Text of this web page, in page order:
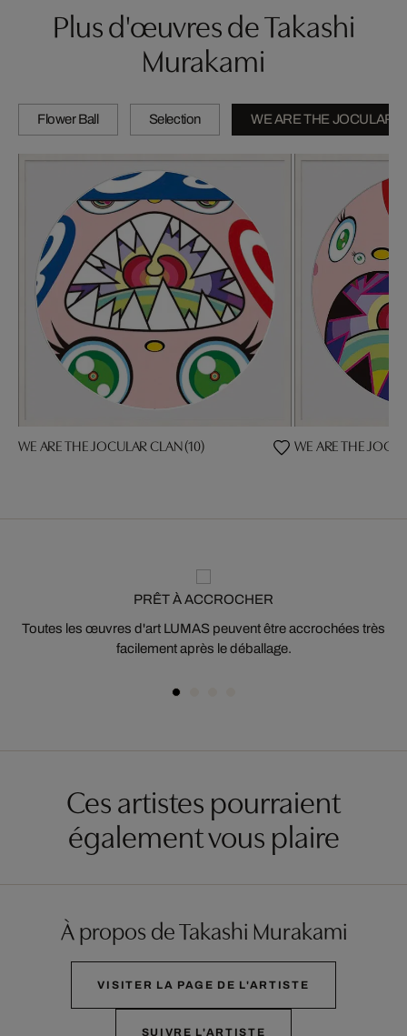
Plus d'œuvres de Takashi
Murakami
Flower Ball Selection WE ARE THE JOCULAR
WE ARE THE JOCULAR CLAN (10) WE ARE THE
PRÊT À ACCROCHER
Toutes les œuvres d'art LUMAS peuvent être accrochées très
facilement après le déballage.
Ces artistes pourraient
également vous plaire
À propos de Takashi Murakami
VISITER LA PAGE DE L'ARTISTE
SUIVRE L'ARTISTE